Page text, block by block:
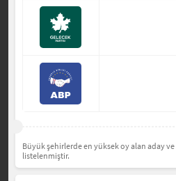
Büyük şehirlerde en yüksek oy alan aday
listelenmiştir.